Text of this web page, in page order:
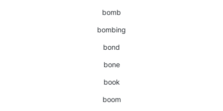
bomb
bombing
bond
bone
book
boom